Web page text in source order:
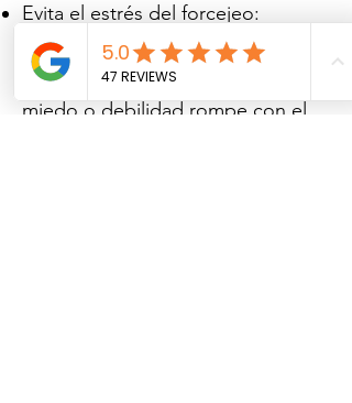
Evita el estrés del forcejeo:
Intentar buscar una vena, rapar
una patita o colocar un catéter a
una mascota que ya siente dolor,
miedo o debilidad rompe con el